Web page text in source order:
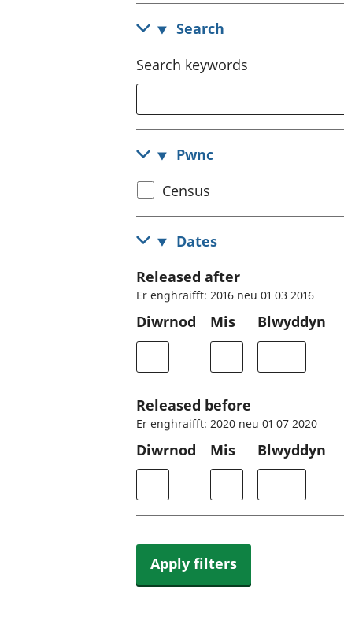
Search
Search keywords
Pwnc
Select
census
topic
Census
Dates
Released after
Er enghraifft: 2016 neu 01 03 2016
Diwrnod Mis Blwyddyn
Released before
Er enghraifft: 2020 neu 01 07 2020
Diwrnod Mis Blwyddyn
Apply filters